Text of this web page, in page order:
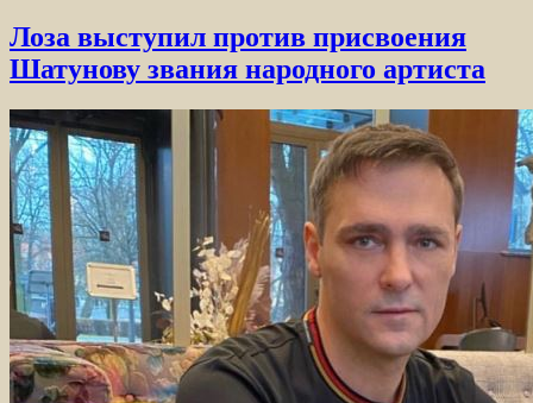
Лоза выступил против присвоения
Шатунову звания народного артиста